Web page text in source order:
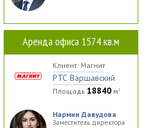
Аренда офиса 1574 кв.м
Клиент: Магнит
РТС Варшавский
Площадь 18840 м 2
Нармин Давудова
Заместитель директора